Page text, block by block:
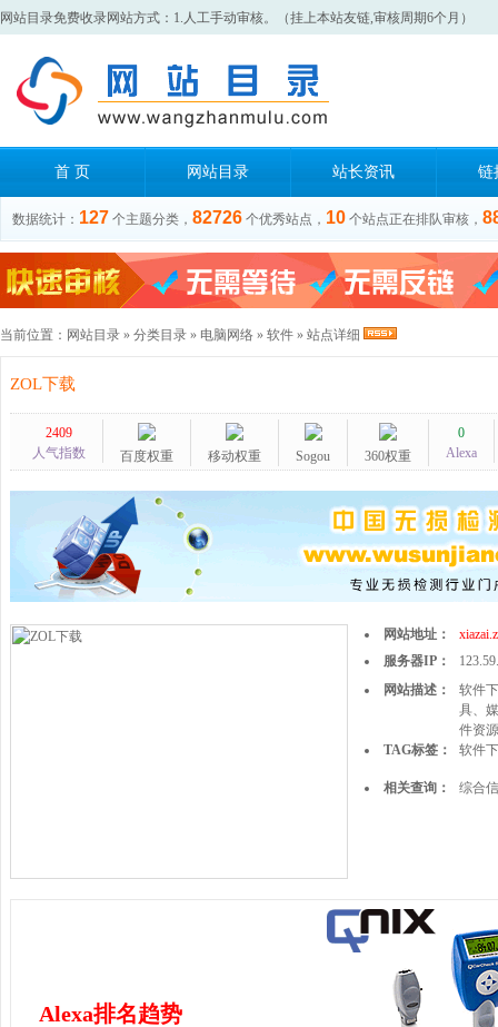
网站目录免费收录网站方式：1.人工手动审核。（挂上本站友链,审核周期6个月）
首 页 网站目录 站长资讯 链
数据统计： 127 个主题分类， 82726 个优秀站点， 10 个站点正在排队审核，
当前位置： 网站目录 » 分类目录 » 电脑网络 » 软件 » 站点详细
ZOL下载
2409
人气指数
百度权重 移动权重 Sogou 360权重
0
Alexa
网站地址：
服务器IP：
网站描述：
软件
具、
件资
TAG标签：
软件
相关查询： 综合
Alexa排名趋势